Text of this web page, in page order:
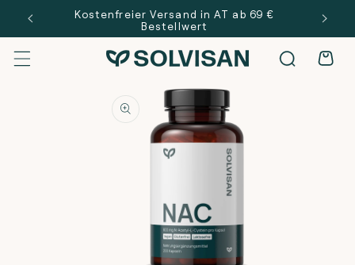
Direkt zum
Inhalt
Kostenfreier Versand in AT ab 69 €
Bestellwert
Warenkorb